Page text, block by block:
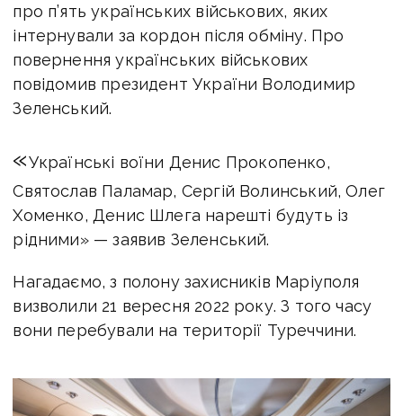
про п’ять українських військових, яких
інтернували за кордон після обміну. Про
повернення українських військових
повідомив президент України Володимир
Зеленський.
«Українські воїни Денис Прокопенко,
Святослав Паламар, Сергій Волинський, Олег
Хоменко, Денис Шлега нарешті будуть із
рідними» — заявив Зеленський.
Нагадаємо, з полону захисників Маріуполя
визволили 21 вересня 2022 року. З того часу
вони перебували на території Туреччини.